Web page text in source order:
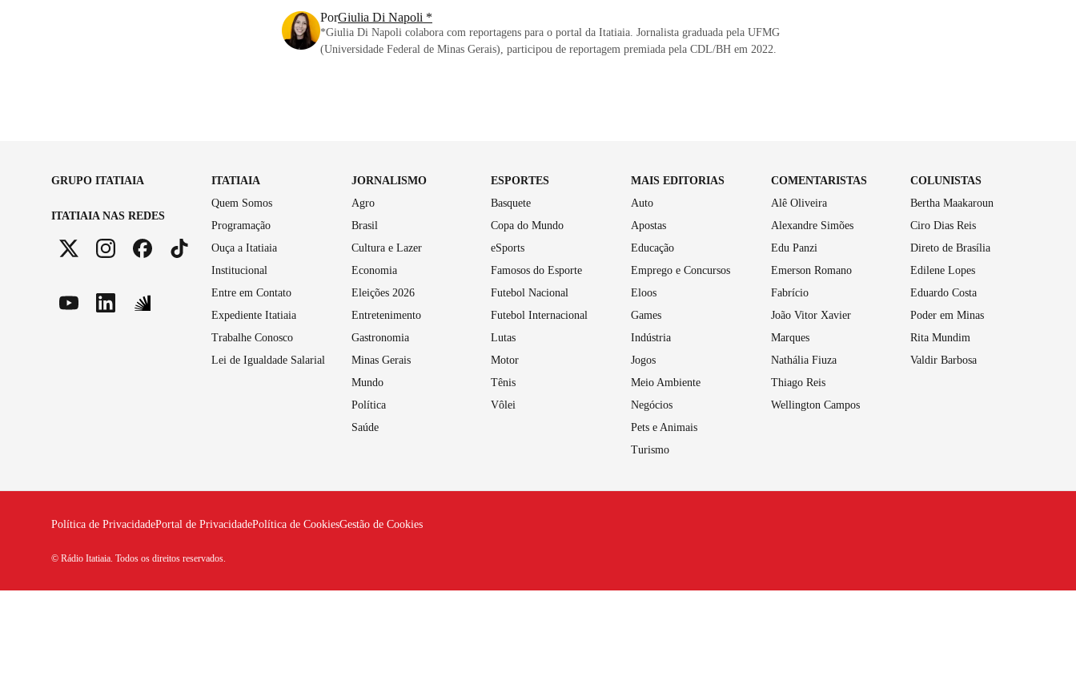
PorGiulia Di Napoli *
*Giulia Di Napoli colabora com reportagens para o portal da Itatiaia. Jornalista graduada pela UFMG
(Universidade Federal de Minas Gerais), participou de reportagem premiada pela CDL/BH em 2022.
GRUPO ITATIAIA
ITATIAIA NAS REDES
ITATIAIA
Quem Somos
Programação
Ouça a Itatiaia
Institucional
Entre em Contato
Expediente Itatiaia
Trabalhe Conosco
Lei de Igualdade Salarial
JORNALISMO
Agro
Brasil
Cultura e Lazer
Economia
Eleições 2026
Entretenimento
Gastronomia
Minas Gerais
Mundo
Política
Saúde
ESPORTES
Basquete
Copa do Mundo
eSports
Famosos do Esporte
Futebol Nacional
Futebol Internacional
Lutas
Motor
Tênis
Vôlei
MAIS EDITORIAS
Auto
Apostas
Educação
Emprego e Concursos
Eloos
Games
Indústria
Jogos
Meio Ambiente
Negócios
Pets e Animais
Turismo
COMENTARISTAS
Alê Oliveira
Alexandre Simões
Edu Panzi
Emerson Romano
Fabrício
João Vitor Xavier
Marques
Nathália Fiuza
Thiago Reis
Wellington Campos
COLUNISTAS
Bertha Maakaroun
Ciro Dias Reis
Direto de Brasília
Edilene Lopes
Eduardo Costa
Poder em Minas
Rita Mundim
Valdir Barbosa
Política de PrivacidadePortal de PrivacidadePolítica de CookiesGestão de Cookies
© Rádio Itatiaia. Todos os direitos reservados.